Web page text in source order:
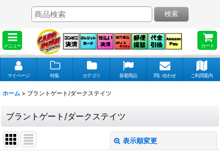
メニュー カート
検索
マイページ 特集 カテゴリ 新着商品 問い合わせ ご利用案内
ホーム > ブラントゲート/ダークステイツ
ブラントゲート/ダークステイツ
表示順変更